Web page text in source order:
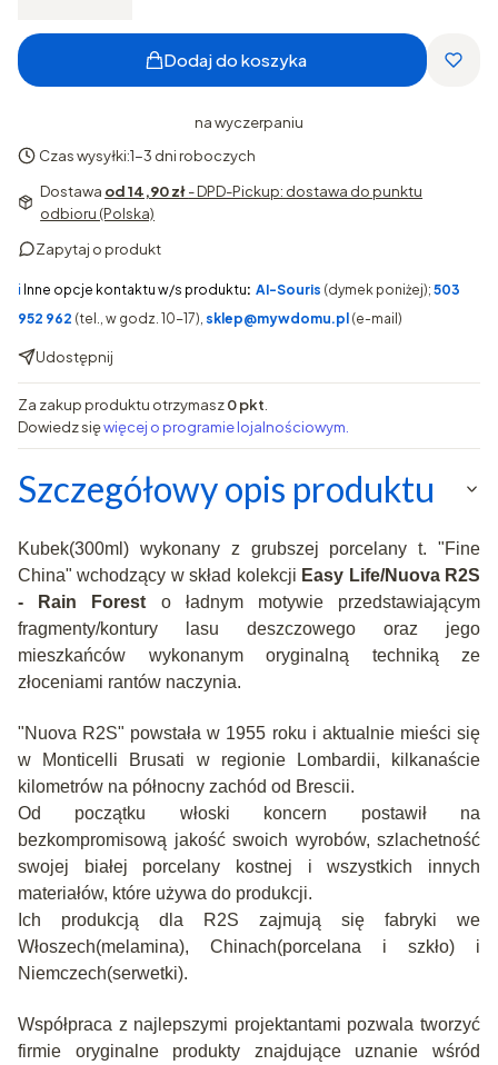
Dodaj do koszyka
na wyczerpaniu
Czas wysyłki:1-3 dni roboczych
Dostawa od 14,90 zł- DPD-Pickup: dostawa do punktu
odbioru (Polska)
Zapytaj o produkt
ℹ️ Inne opcje kontaktu w/s produktu: AI-Souris (dymek poniżej); 503
952 962 (tel., w godz. 10-17), sklep@mywdomu.pl (e-mail)
Udostępnij
Za zakup produktu otrzymasz0 pkt
Dowiedz sięwięcej o programie lojalnościowym.
Szczegółowy opis produktu
Kubek(300ml) wykonany z grubszej porcelany t. "Fine
China" wchodzący w skład kolekcji Easy Life/Nuova R2S
- Rain Forest o ładnym motywie przedstawiającym
fragmenty/kontury lasu deszczowego oraz jego
mieszkańców wykonanym oryginalną techniką ze
złoceniami rantów naczynia.
"Nuova R2S" powstała w 1955 roku i aktualnie mieści się
w Monticelli Brusati w regionie Lombardii, kilkanaście
kilometrów na północny zachód od Brescii.
Od początku włoski koncern postawił na
bezkompromisową jakość swoich wyrobów, szlachetność
swojej białej porcelany kostnej i wszystkich innych
materiałów, które używa do produkcji.
Ich produkcją dla R2S zajmują się fabryki we
Włoszech(melamina), Chinach(porcelana i szkło) i
Niemczech(serwetki).
Współpraca z najlepszymi projektantami pozwala tworzyć
firmie oryginalne produkty znajdujące uznanie wśród